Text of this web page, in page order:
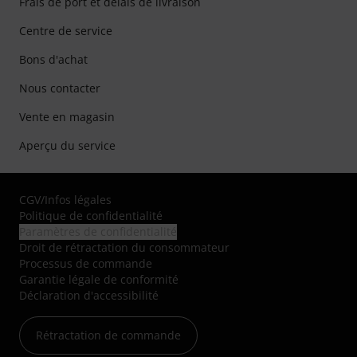
Centre de service
Bons d'achat
Nous contacter
Vente en magasin
Aperçu du service
CGV/Infos légales
Politique de confidentialité
Droit de rétractation du consommateur
Processus de commande
Garantie légale de conformité
Déclaration d'accessibilité
Rétractation de commande